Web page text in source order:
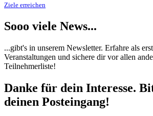
Ziele erreichen
Sooo viele News...
...gibt's in unserem Newsletter. Erfahre als
Veranstaltungen und sichere dir vor allen
Teilnehmerliste!
Danke für dein Interesse.
deinen Posteingang!